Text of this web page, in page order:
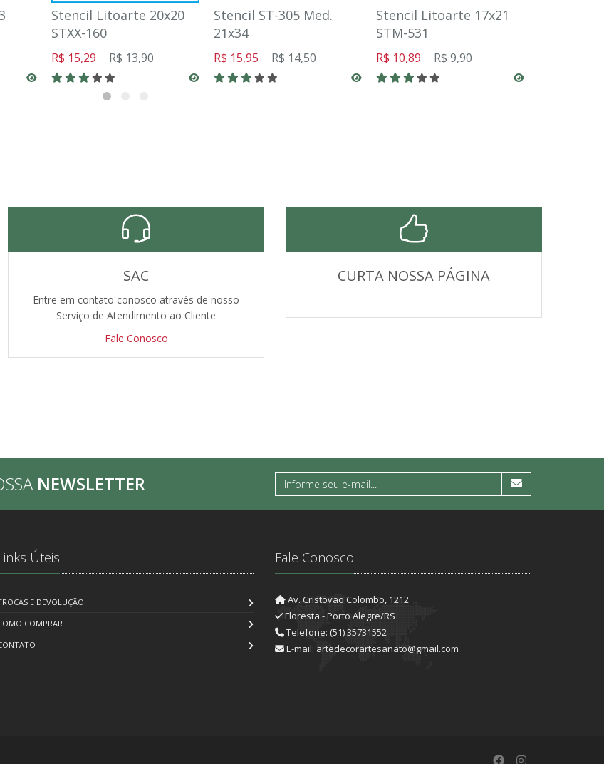
Stencil Litoarte 20x20
STXX-160
R$ 15,29 R$ 13,90
Stencil ST-305 Med.
21x34
R$ 15,95 R$ 14,50
Stencil Litoarte 17x21
STM-531
R$ 10,89 R$ 9,90
SAC
Entre em contato conosco através de nosso
Serviço de Atendimento ao Cliente
Fale Conosco
CURTA NOSSA PÁGINA
NEWSLETTER
Úteis
E DEVOLUÇÃO
COMPRAR
Fale Conosco
Av. Cristovão Colombo, 1212
Floresta - Porto Alegre/RS
Telefone: (51) 35731552
E-mail: artedecorartesanato@gmail.com